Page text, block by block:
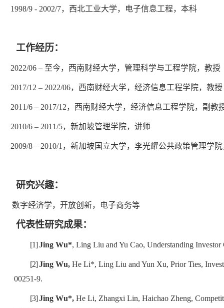
1998/9 - 2002/7，西北工业大学，电子信息工程，本科
工作经历：
2022/06 – 至今，西南财经大学，管理科学与工程学院，教授
2017/12 – 2022/06，西南财经大学，经济信息工程学院，教授
2011/6 – 2017/12，西南财经大学，经济信息工程学院，副教
2010/6 – 2011/5，新加坡管理学院，讲师
2009/8 – 2010/1 ，新加坡国立大学，李光耀公共政策管理学
研究兴趣：
数字经济学，开放创新，电子商务等
代表性研究成果：
[1]Jing Wu*, Ling Liu and Yu Cao, Understanding
[2]Jing Wu, He Li*, Ling Liu and Yun Xu, Prior Ties,
00251-9.
[3]Jing Wu*, He Li, Zhangxi Lin, Haichao Zheng,